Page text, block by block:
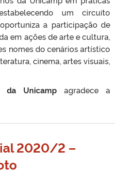
um circuito
a participação de
em ações de arte e cultura,
nomes do cenários artístico
cinema, artes visuais,
da Unicampagradece a
2020/2 –